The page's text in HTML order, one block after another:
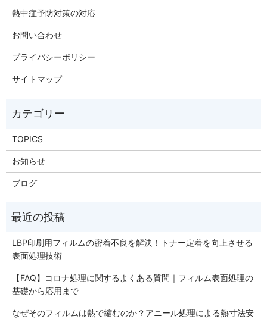
熱中症予防対策の対応
お問い合わせ
プライバシーポリシー
サイトマップ
TOPICS
お知らせ
ブログ
LBP印刷用フィルムの密着不良を解決！トナー定着を向上させる
表面処理技術
【FAQ】コロナ処理に関するよくある質問｜フィルム表面処理の
基礎から応用まで
なぜそのフィルムは熱で縮むのか？アニール処理による熱寸法安